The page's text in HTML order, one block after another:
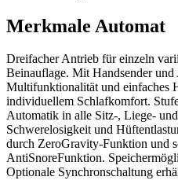
Merkmale Automat
Dreifacher Antrieb für einzeln
Beinauflage. Mit Handsender und
Multifunktionalität und einfaches
individuellem Schlafkomfort.
Automatik in alle Sitz-, Liege-
Schwerelosigkeit und
durch ZeroGravity-Funktion und
AntiSnoreFunktion.
Optionale Synchronschaltung